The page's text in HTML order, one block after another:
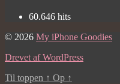
60.646 hits
© 2026 My iPhone Goodies
Drevet af WordPress
Til toppen ↑ Op ↑